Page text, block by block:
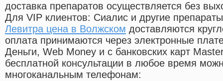
доставка препаратов осуществляется без
Для VIP клиентов: Сиалис и другие
Левитра цена в Волжском доставляются
оплата принимаются через электронные
Деньги, Web Money и с банковских карт
бесплатной консультации в любое время
многоканальным телефонам: